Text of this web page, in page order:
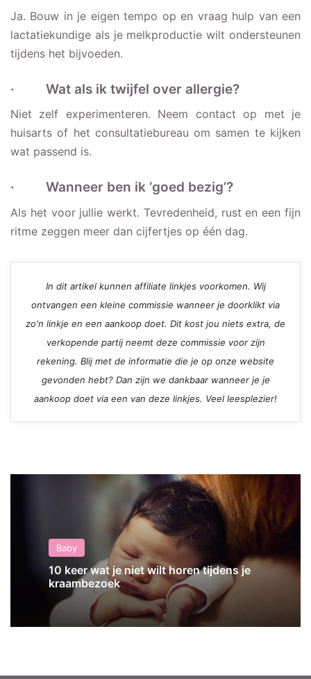
Ja. Bouw in je eigen tempo op en vraag hulp van een
lactatiekundige als je melkproductie wilt ondersteunen
tijdens het bijvoeden.
· Wat als ik twijfel over allergie?
Niet zelf experimenteren. Neem contact op met je
huisarts of het consultatiebureau om samen te kijken
wat passend is.
· Wanneer ben ik ‘goed bezig’?
Als het voor jullie werkt. Tevredenheid, rust en een fijn
ritme zeggen meer dan cijfertjes op één dag.
In dit artikel kunnen affiliate linkjes voorkomen. Wij
ontvangen een kleine commissie wanneer je doorklikt via
zo'n linkje en een aankoop doet. Dit kost jou niets extra, de
verkopende partij neemt deze commissie voor zijn
rekening. Blij met de informatie die je op onze website
gevonden hebt? Dan zijn we dankbaar wanneer je je
aankoop doet via een van deze linkjes. Veel leesplezier!
Baby
10 keer wat je niet wilt horen tijdens je
kraambezoek